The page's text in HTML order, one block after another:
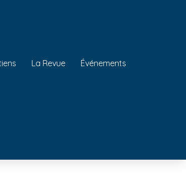
La Revue Événements